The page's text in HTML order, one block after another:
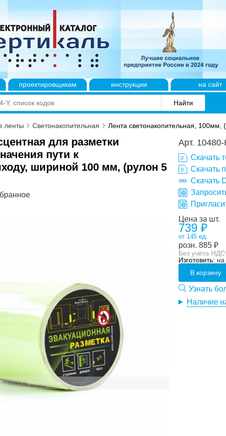
проектировщикам инструкции на сайт
ленты Светонакопительная Лента светонакопительная, 100мм,
для разметки
пути к
шириной 100 мм, (рулон 5
Арт.
Скачать
Скачать
Скачать
Цена за шт.
739 ₽
от 145 ед.
розн. 885 ₽
Без учёта
Изготовить: на
В корзину
Узнать
Наличие